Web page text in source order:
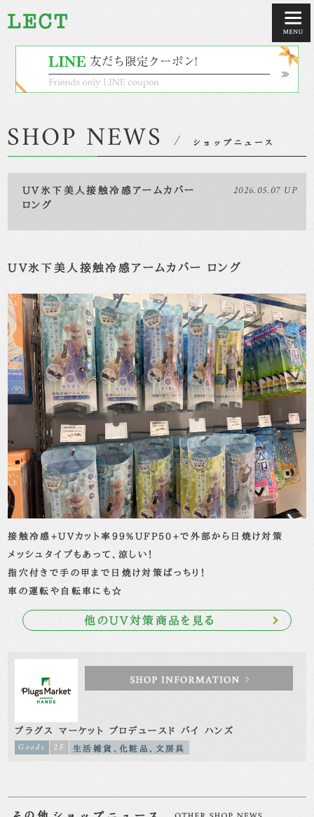
UV氷下美人接触冷感アームカバー
ロング
2026.05.07 UP
UV氷下美人接触冷感アームカバー ロング
接触冷感+UVカット率99%UFP50+で外部から日焼け対策
メッシュタイプもあって、涼しい！
指穴付きで手の甲まで日焼け対策ばっちり！
車の運転や自転車にも☆
他のUV対策商品を見る
プラグス マーケット プロデュースド バイ ハンズ
Goods 2F 生活雑貨、化粧品、文房具